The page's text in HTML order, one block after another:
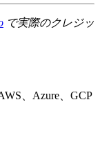
で実際のクレジッ
、Azure、GCP